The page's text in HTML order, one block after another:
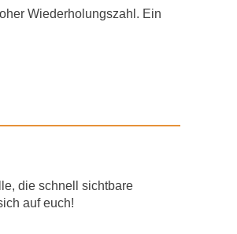
Wiederholungszahl. Ein
die schnell sichtbare
auf euch!